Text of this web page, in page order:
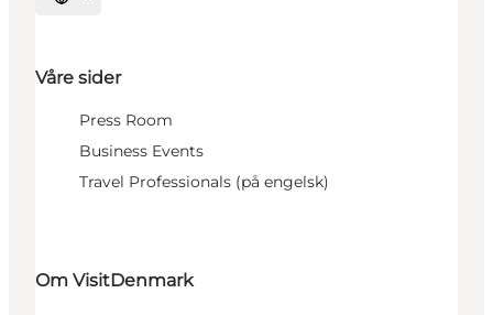
Velg språk
Våre sider
Press Room
Business Events
Travel Professionals (på engelsk)
Om VisitDenmark